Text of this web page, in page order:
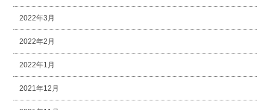
2022年3月
2022年2月
2022年1月
2021年12月